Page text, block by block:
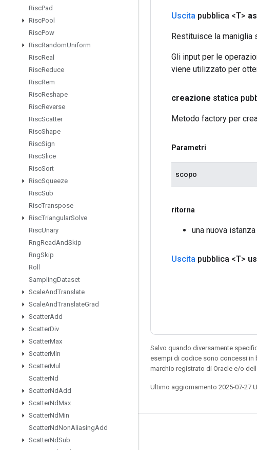
RiscPad
RiscPool
RiscPow
RiscRandomUniform
RiscReal
RiscReduce
RiscRem
RiscReshape
RiscReverse
RiscScatter
RiscShape
RiscSign
RiscSlice
RiscSort
RiscSqueeze
RiscSub
RiscTranspose
RiscTriangularSolve
RiscUnary
RngReadAndSkip
RngSkip
Roll
SamplingDataset
ScaleAndTranslate
ScaleAndTranslateGrad
ScatterAdd
ScatterDiv
ScatterMax
ScatterMin
ScatterMul
ScatterNd
ScatterNdAdd
ScatterNdMax
ScatterNdMin
ScatterNdNonAliasingAdd
ScatterNdSub
Uscita pubblica <T> as
Restituisce la maniglia
Gli input per le
viene utilizzato per
creazione statica
Metodo factory per
Parametri
scopo
ritorna
una nuova
Uscita pubblica <T>
Salvo quando diversamente
esempi di codice sono concessi in
marchio registrato di Oracle e/o
Ultimo aggiornamento 2025-07-27
Resta connesso